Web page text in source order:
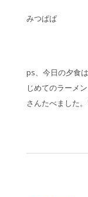
みつぱぱ
ps、今日の夕食
じめてのラーメ
さんたべました